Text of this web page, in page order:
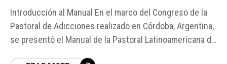
Introducción al Manual En el marco del Congreso de la
Pastoral de Adicciones realizado en Córdoba, Argentina,
se presentó el Manual de la Pastoral Latinoamericana de